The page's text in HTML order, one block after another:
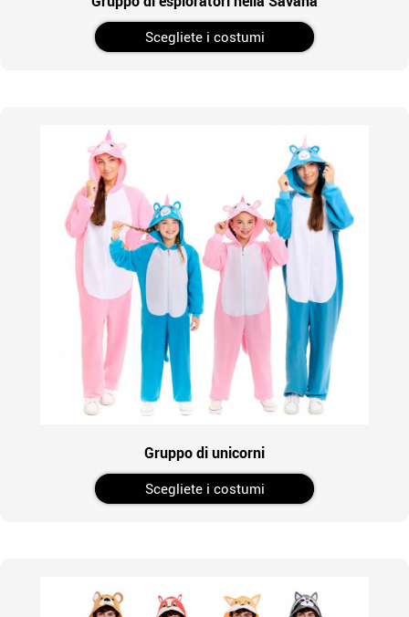
Scegliete i costumi
Gruppo di unicorni
Scegliete i costumi